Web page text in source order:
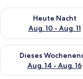
Heute Nacht
Aug. 10 - Aug. 11
Überprüfe die
Dieses
Aug. 14 - Aug. 16
Überprüfe die